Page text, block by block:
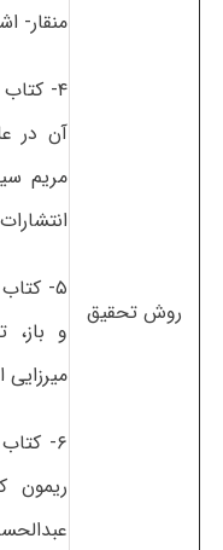
روش ﺗﺤﻘﻴﻖ
منقار-
۴-
آن در
مریم
۵-
و باز،
۶-
ریمون